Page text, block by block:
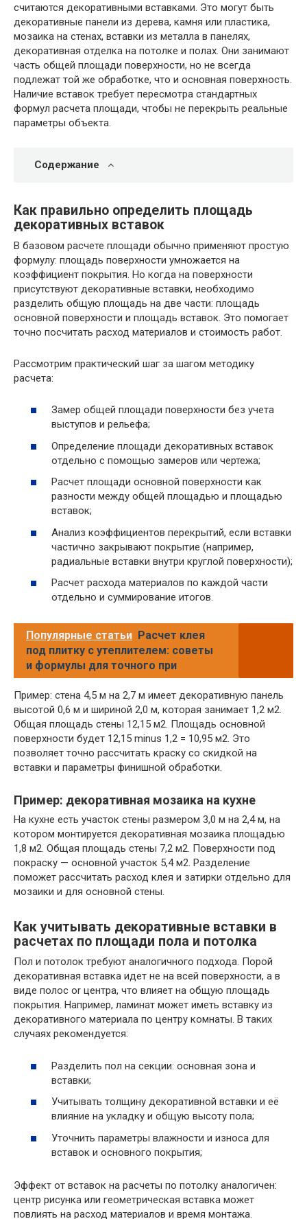
считаются декоративными вставками. Это могут быть
декоративные панели из дерева, камня или пластика,
мозаика на стенах, вставки из металла в панелях,
декоративная отделка на потолке и полах. Они занимают
часть общей площади поверхности, но не всегда
подлежат той же обработке, что и основная поверхность.
Наличие вставок требует пересмотра стандартных
формул расчета площади, чтобы не перекрыть реальные
параметры объекта.
Содержание
Как правильно определить площадь
декоративных вставок
В базовом расчете площади обычно применяют простую
формулу: площадь поверхности умножается на
коэффициент покрытия. Но когда на поверхности
присутствуют декоративные вставки, необходимо
разделить общую площадь на две части: площадь
основной поверхности и площадь вставок. Это помогает
точно посчитать расход материалов и стоимость работ.
Рассмотрим практический шаг за шагом методику
расчета:
Замер общей площади поверхности без учета
выступов и рельефа;
Определение площади декоративных вставок
отдельно с помощью замеров или чертежа;
Расчет площади основной поверхности как
разности между общей площадью и площадью
вставок;
Анализ коэффициентов перекрытий, если вставки
частично закрывают покрытие (например,
радиальные вставки внутри круглой поверхности);
Расчет расхода материалов по каждой части
отдельно и суммирование итогов.
Популярные статьи Расчет клея
под плитку с утеплителем: советы
и формулы для точного при
Пример: стена 4,5 м на 2,7 м имеет декоративную панель
высотой 0,6 м и шириной 2,0 м, которая занимает 1,2 м2.
Общая площадь стены 12,15 м2. Площадь основной
поверхности будет 12,15 minus 1,2 = 10,95 м2. Это
позволяет точно рассчитать краску со скидкой на
вставки и параметры финишной обработки.
Пример: декоративная мозаика на кухне
На кухне есть участок стены размером 3,0 м на 2,4 м, на
котором монтируется декоративная мозаика площадью
1,8 м2. Общая площадь стены 7,2 м2. Поверхности под
покраску — основной участок 5,4 м2. Разделение
поможет рассчитать расход клея и затирки отдельно для
мозаики и для основной стены.
Как учитывать декоративные вставки в
расчетах по площади пола и потолка
Пол и потолок требуют аналогичного подхода. Порой
декоративная вставка идет не на всей поверхности, а в
виде полос or центра, что влияет на общую площадь
покрытия. Например, ламинат может иметь вставку из
декоративного материала по центру комнаты. В таких
случаях рекомендуется:
Разделить пол на секции: основная зона и
вставки;
Учитывать толщину декоративной вставки и её
влияние на укладку и общую высоту пола;
Уточнить параметры влажности и износа для
вставок и основного покрытия;
Эффект от вставок на расчеты по потолку аналогичен:
центр рисунка или геометрическая вставка может
повлиять на расход материалов и время монтажа.